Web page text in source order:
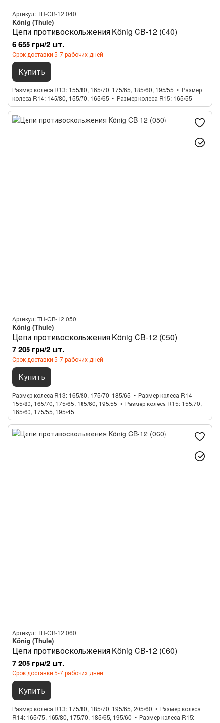
Артикул: TH-CB-12 040
König (Thule)
Цепи противоскольжения König CB-12 (040)
6 655 грн/2 шт.
Срок доставки 5-7 рабочих дней
Купить
Размер колеса R13 155/80, 165/70, 175/65, 185/60, 195/55
Размер
колеса R14 145/80, 155/70, 165/65 Размер колеса R15 165/55
Артикул: TH-CB-12 050
König (Thule)
Цепи противоскольжения König CB-12 (050)
7 205 грн/2 шт.
Срок доставки 5-7 рабочих дней
Купить
Размер колеса R13 165/80, 175/70, 185/65
Размер колеса R14
155/80, 165/70, 175/65, 185/60, 195/55
Размер колеса R15 155/70,
165/60, 175/55, 195/45
Артикул: TH-CB-12 060
König (Thule)
Цепи противоскольжения König CB-12 (060)
7 205 грн/2 шт.
Срок доставки 5-7 рабочих дней
Купить
Размер колеса R13 175/80, 185/70, 195/65, 205/60
Размер колеса
R14 165/75, 165/80, 175/70, 185/65, 195/60
Размер колеса R15